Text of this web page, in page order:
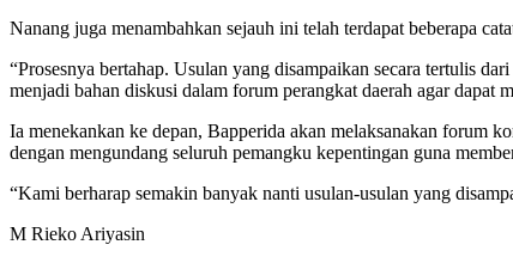
Nanang juga menambahkan sejauh ini telah terdapat beberapa
“Prosesnya bertahap. Usulan yang disampaikan secara tertulis
menjadi bahan diskusi dalam forum perangkat daerah agar dapat
Ia menekankan ke depan, Bapperida akan melaksanakan forum
dengan mengundang seluruh pemangku kepentingan guna
“Kami berharap semakin banyak nanti usulan-usulan yang
M Rieko Ariyasin